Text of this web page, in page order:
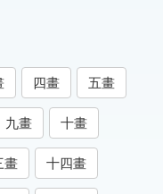
四畫 五畫
九畫 十畫
畫 十四畫